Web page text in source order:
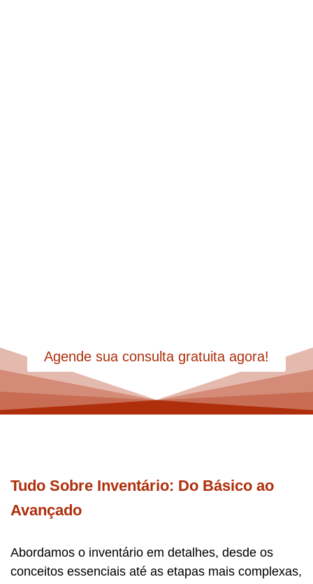
Agende sua consulta gratuita agora!
Tudo Sobre Inventário: Do Básico ao
Avançado
Abordamos o inventário em detalhes, desde os
conceitos essenciais até as etapas mais complexas,